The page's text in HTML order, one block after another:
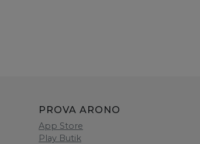
PROVA ARONO
App Store
Play Butik